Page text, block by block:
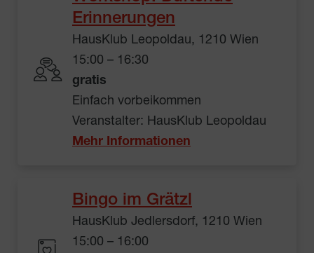
Erinnerungen
HausKlub Leopoldau, 1210 Wien
15:00 – 16:30
gratis
Einfach vorbeikommen
Veranstalter: HausKlub Leopoldau
Mehr Informationen
Bingo im Grätzl
HausKlub Jedlersdorf, 1210 Wien
15:00 – 16:00